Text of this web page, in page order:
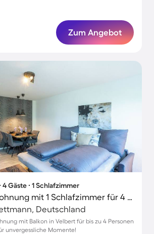
Zum Angebot
Gäste ∙ 1 Schlafzimmer
Tolle Ferienwohnung mit 1 Schlafzimmer für 4 Personen
Deutschland
mit Balkon in Velbert für bis zu 4 Personen
unvergessliche Momente!